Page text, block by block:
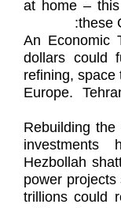
at home –
these
An Economic
dollars could
refining, space
Europe.
Rebuilding the
investments
Hezbollah
power
trillions could